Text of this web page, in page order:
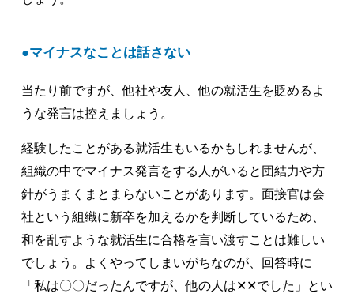
マイナスなことは話さない
当たり前ですが、他社や友人、他の就活生を貶めるよ
うな発言は控えましょう。
経験したことがある就活生もいるかもしれませんが、
組織の中でマイナス発言をする人がいると団結力や方
針がうまくまとまらないことがあります。面接官は会
社という組織に新卒を加えるかを判断しているため、
和を乱すような就活生に合格を言い渡すことは難しい
でしょう。よくやってしまいがちなのが、回答時に
「私は〇〇だったんですが、他の人は✕✕でした」とい